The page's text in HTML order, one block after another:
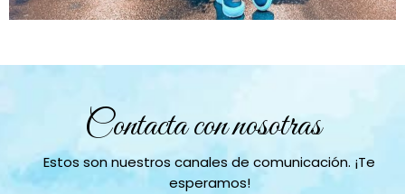
Contacta con nosotras
Estos son nuestros canales de comunicación. ¡Te
esperamos!